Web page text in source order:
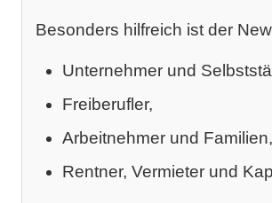
Besonders hilfreich ist der
Unternehmer und
Freiberufler,
Arbeitnehmer und Familien,
Rentner, Vermieter und